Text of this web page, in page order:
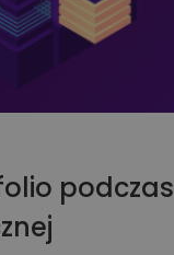
podczas